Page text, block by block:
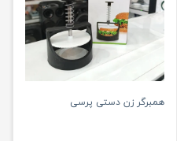
همبرگر زن دستی پرسی